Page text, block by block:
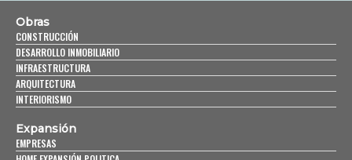
Obras
CONSTRUCCIÓN
DESARROLLO INMOBILIARIO
INFRAESTRUCTURA
ARQUITECTURA
INTERIORISMO
Expansión
EMPRESAS